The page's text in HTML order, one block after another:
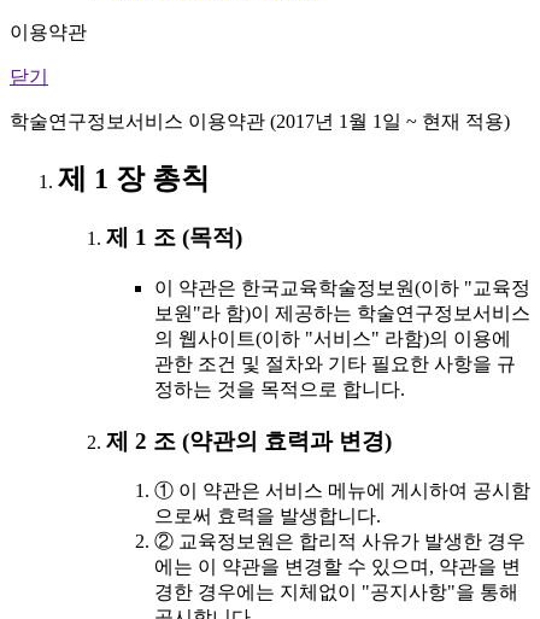
이용약관
닫기
학술연구정보서비스 이용약관 (2017년 1월 1일 ~ 현재 적용)
제 1 장 총칙
제 1 조 (목적)
이 약관은 한국교육학술정보원(이하 "교육정
보원"라 함)이 제공하는 학술연구정보서비스
의 웹사이트(이하 "서비스" 라함)의 이용에
관한 조건 및 절차와 기타 필요한 사항을 규
정하는 것을 목적으로 합니다.
제 2 조 (약관의 효력과 변경)
① 이 약관은 서비스 메뉴에 게시하여 공시함
으로써 효력을 발생합니다.
② 교육정보원은 합리적 사유가 발생한 경우
에는 이 약관을 변경할 수 있으며, 약관을 변
경한 경우에는 지체없이 "공지사항"을 통해